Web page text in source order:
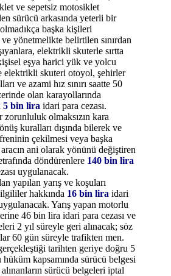
ve sepetsiz motosiklet
sürücü arkasında yeterli bir
başka kişileri
yönetmelikte belirtilen sınırdan
elektrikli skuterle sırtta
eşya harici yük ve yolcu
elektrikli skuteri otoyol, şehirler
ve azami hız sınırı saatte 50
olan karayollarında
5 bin lira idari para cezası.
olmaksızın kara
kuralları dışında bilerek ve
çekilmesi veya başka
ani olarak yönünü değiştiren
döndürenlere 140 bin lira
uygulanacak.
yapılan yarış ve koşuları
hakkında 16 bin lira idari
Yarış yapan motorlu
46 bin lira idari para cezası ve
2 yıl süreyle geri alınacak; söz
60 gün süreyle trafikten men.
tarihten geriye doğru 5
hüküm kapsamında sürücü belgesi
sürücü belgeleri iptal